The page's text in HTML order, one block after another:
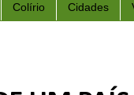
Colírio Cidades